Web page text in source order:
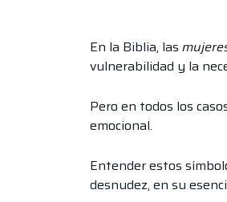
En la Biblia, las
vulnerabilidad y la
Pero en todos los
emocional.
Entender estos
desnudez, en su